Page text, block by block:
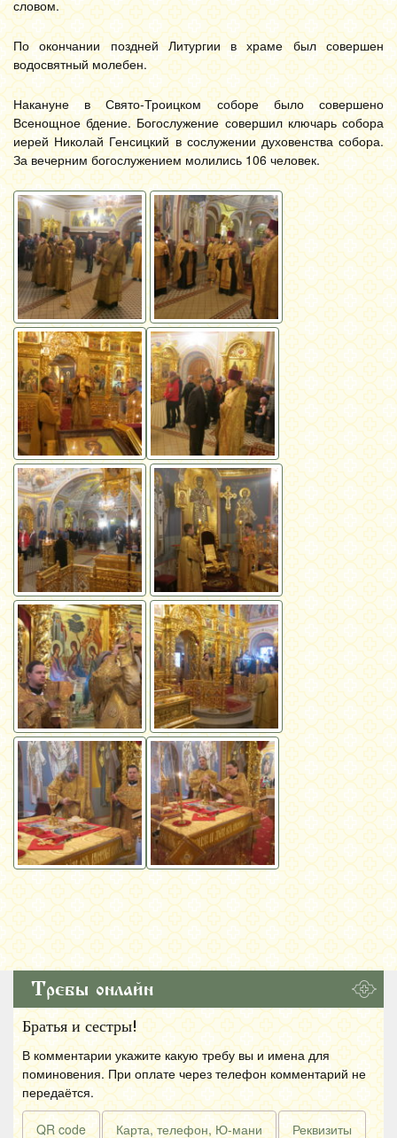
словом.
По окончании поздней Литургии в храме был совершен
водосвятный молебен.
Накануне в Свято-Троицком соборе было совершено
Всенощное бдение. Богослужение совершил ключарь собора
иерей Николай Генсицкий в сослужении духовенства собора.
За вечерним богослужением молились 106 человек.
Требы онлайн
Братья и сестры!
В комментарии укажите какую требу вы и имена для
поминовения. При оплате через телефон комментарий не
передаётся.
QR code Карта, телефон, Ю-мани Реквизиты